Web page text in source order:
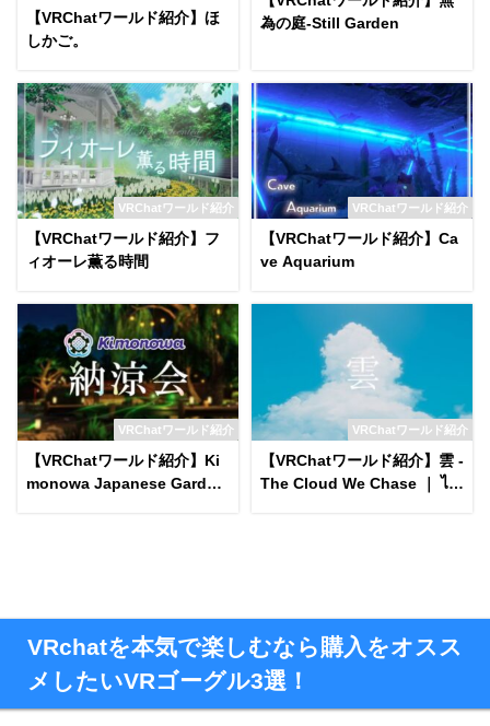
【VRChatワールド紹介】ほ
しかご。
為の庭-Still Garden
VRChatワールド紹介
【VRChatワールド紹介】フ
ィオーレ薫る時間
VRChatワールド紹介
【VRChatワールド紹介】Ca
ve Aquarium
VRChatワールド紹介
【VRChatワールド紹介】Ki
monowa Japanese Garden
VRChatワールド紹介
【VRChatワールド紹介】雲 -
The Cloud We Chase ｜ ไก
VRchatを本気で楽しむなら購入をオスス
メしたいVRゴーグル3選！